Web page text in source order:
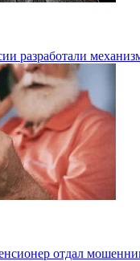
разработали
отдал